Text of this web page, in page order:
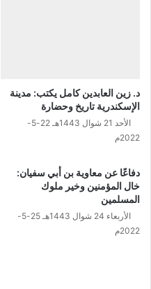
د. زين العابدين كامل يكتب: مدينة
الإسكندرية تاريخ وحضارة
الأحد 21 شوال 1443هـ 22-5-
2022م
دفاعًا عن معاوية بن أبي سفيان:
خال المؤمنين وخير ملوك
المسلمين
الأربعاء 24 شوال 1443هـ 25-5-
2022م